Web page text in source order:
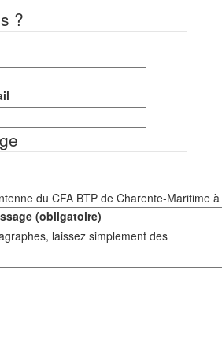
?
(obligatoire)
laissez simplement des